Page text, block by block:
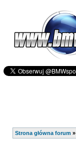
Strona główna forum »